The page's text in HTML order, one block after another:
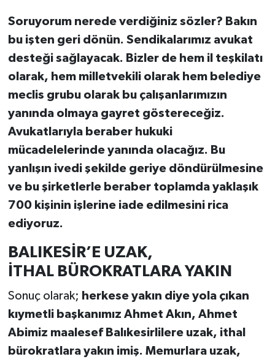
Soruyorum nerede verdiğiniz sözler? Bakın
bu işten geri dönün. Sendikalarımız avukat
desteği sağlayacak. Bizler de hem il teşkilatı
olarak, hem milletvekili olarak hem belediye
meclis grubu olarak bu çalışanlarımızın
yanında olmaya gayret göstereceğiz.
Avukatlarıyla beraber hukuki
mücadelelerinde yanında olacağız. Bu
yanlışın ivedi şekilde geriye döndürülmesine
ve bu şirketlerle beraber toplamda yaklaşık
700 kişinin işlerine iade edilmesini rica
ediyoruz.
BALIKESİR’E UZAK,
İTHAL BÜROKRATLARA YAKIN
Sonuç olarak; herkese yakın diye yola çıkan
kıymetli başkanımız Ahmet Akın, Ahmet
Abimiz maalesef Balıkesirlilere uzak, ithal
bürokratlara yakın imiş. Memurlara uzak,